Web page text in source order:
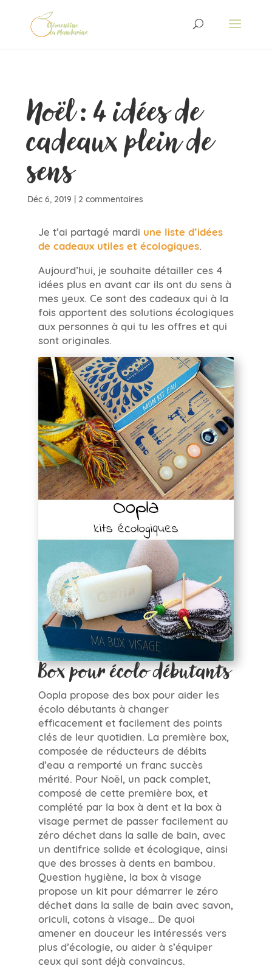
Noël : 4 idées de
cadeaux plein de
sens
Déc 6, 2019 | 2 commentaires
Je t’ai partagé mardi une liste d’idées
de cadeaux utiles et écologiques.
Aujourd’hui, je souhaite détailler ces 4
idées plus en avant car ils ont du sens à
mes yeux. Ce sont des cadeaux qui à la
fois apportent des solutions écologiques
aux personnes à qui tu les offres et qui
sont originales.
Box pour écolo débutants
Oopla propose des box pour aider les
écolo débutants à changer
efficacement et facilement des points
clés de leur quotidien. La première box,
composée de réducteurs de débits
d’eau a remporté un franc succès
mérité. Pour Noël, un pack complet,
composé de cette première box, et
complété par la box à dent et la box à
visage permet de passer facilement au
zéro déchet dans la salle de bain, avec
un dentifrice solide et écologique, ainsi
que des brosses à dents en bambou.
Question hygiène, la box à visage
propose un kit pour démarrer le zéro
déchet dans la salle de bain avec savon,
oriculi, cotons à visage… De quoi
amener en douceur les intéressés vers
plus d’écologie, ou aider à s’équiper
ceux qui sont déjà convaincus.